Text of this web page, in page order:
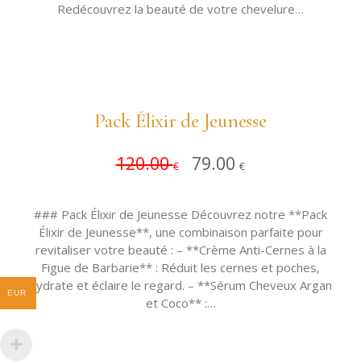
Redécouvrez la beauté de votre chevelure…
Pack Élixir de Jeunesse
120.00€ 79.00€
### Pack Élixir de Jeunesse Découvrez notre **Pack
Élixir de Jeunesse**, une combinaison parfaite pour
revitaliser votre beauté : – **Crème Anti-Cernes à la
Figue de Barbarie** : Réduit les cernes et poches,
hydrate et éclaire le regard. – **Sérum Cheveux Argan
et Coco** :…
EUR